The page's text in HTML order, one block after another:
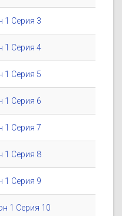
1 Серия 3
1 Серия 4
1 Серия 5
1 Серия 6
1 Серия 7
1 Серия 8
1 Серия 9
1 Серия 10